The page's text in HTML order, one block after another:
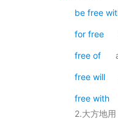
be free
for free
free of
free will
free with
2.大方地用